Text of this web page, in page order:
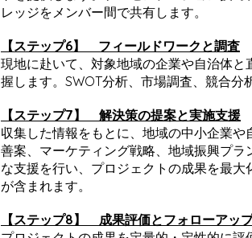
レッジをメンバー間で共有します。
【ステップ6】 フィールドワークと調査
現地に赴いて、対象地域の企業や自治体
握します。SWOT分析、市場調査、競合分
【ステップ7】 解決策の提案と実施支援
収集した情報をもとに、地域の中小企業
善案、マーケティング戦略、地域振興プ
な支援を行い、プロジェクトの成果を最
が含まれます。
【ステップ8】 成果評価とフォローアッ